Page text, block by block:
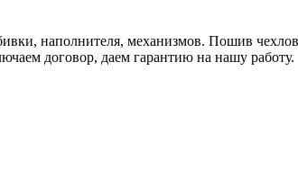
наполнителя, механизмов. Пошив
договор, даем гарантию на нашу работу.